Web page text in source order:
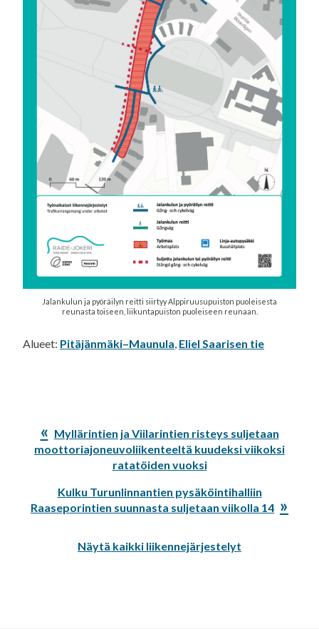
Jalankulun ja pyöräilyn reitti siirtyy Alppiruusupuiston puoleisesta
reunasta toiseen, liikuntapuiston puoleiseen reunaan.
Alueet: Pitäjänmäki–Maunula, Eliel Saarisen tie
Edellinen
artikkeli:
Myllärintien ja Viilarintien risteys suljetaan
moottoriajoneuvoliikenteeltä kuudeksi viikoksi
ratatöiden vuoksi
Seuraava
artikkeli:
Kulku Turunlinnantien pysäköintihalliin
Raaseporintien suunnasta suljetaan viikolla 14
Näytä kaikki liikennejärjestelyt